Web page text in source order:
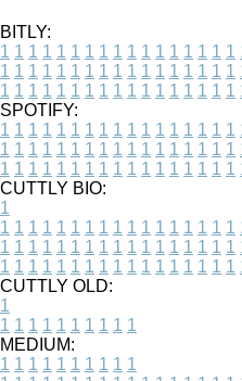
BITLY:
1 1 1 1 1 1 1 1 1 1 1 1 1 1 1 1 1
1 1 1 1 1 1 1 1 1 1 1 1 1 1 1 1 1
1 1 1 1 1 1 1 1 1 1 1 1 1 1 1 1 1
SPOTIFY:
1 1 1 1 1 1 1 1 1 1 1 1 1 1 1 1 1
1 1 1 1 1 1 1 1 1 1 1 1 1 1 1 1 1
1 1 1 1 1 1 1 1 1 1 1 1 1 1 1 1 1
CUTTLY BIO:
1
1 1 1 1 1 1 1 1 1 1 1 1 1 1 1 1 1
1 1 1 1 1 1 1 1 1 1 1 1 1 1 1 1 1
1 1 1 1 1 1 1 1 1 1 1 1 1 1 1 1 1
CUTTLY OLD:
1
1 1 1 1 1 1 1 1 1 1
MEDIUM:
1 1 1 1 1 1 1 1 1 1